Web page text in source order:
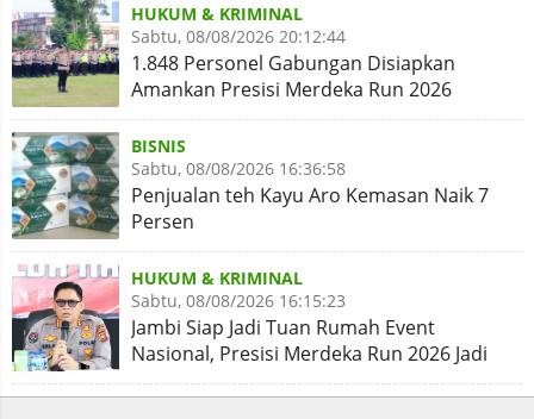
HUKUM & KRIMINAL
Sabtu, 08/08/2026 20:12:44
1.848 Personel Gabungan Disiapkan
Amankan Presisi Merdeka Run 2026
BISNIS
Sabtu, 08/08/2026 16:36:58
Penjualan teh Kayu Aro Kemasan Naik 7
Persen
HUKUM & KRIMINAL
Sabtu, 08/08/2026 16:15:23
Jambi Siap Jadi Tuan Rumah Event
Nasional, Presisi Merdeka Run 2026 Jadi
Momentum Pembuktian